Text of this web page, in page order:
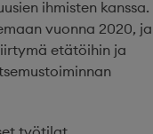
ihmisten kanssa.
vuonna 2020, ja
etätöihin ja